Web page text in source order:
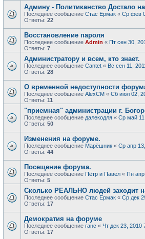
Админу - Политиканство Достало
Последнее сообщение Стас Ермак « Ср фев
Ответы: 22
Восстановление пароля
Последнее сообщение Admin « Пт сен 30,
Ответы: 7
Администратору и всем, кто знает.
Последнее сообщение Cantet « Вс сен 11,
Ответы: 28
О временной недоступности
Последнее сообщение AlexCM « Сб июл 02,
Ответы: 11
"приемная" администрации г.
Последнее сообщение далекодля « Ср май
Ответы: 50
Изменения на форуме.
Последнее сообщение Марёшник « Ср апр
Ответы: 44
Посещение форума.
Последнее сообщение Пётр и Павел « Пн апр
Ответы: 5
Сколько РЕАЛЬНО людей заходит
Последнее сообщение Стас Ермак « Ср дек
Ответы: 17
Демократия на форуме
Последнее сообщение ганс « Чт дек 23, 2010
Ответы: 17